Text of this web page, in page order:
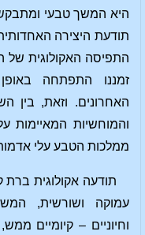
היא המשך טבעי
תודעת היצירה
התפיסה האקולוגית של
זמננו התפתחה
האחרונים. וזאת, בין
והמוחשיות
ממלכות הטבע עלי
תודעה אקולוגית ברת
עמוקה ושורשית,
וחיוניים – קיומיים